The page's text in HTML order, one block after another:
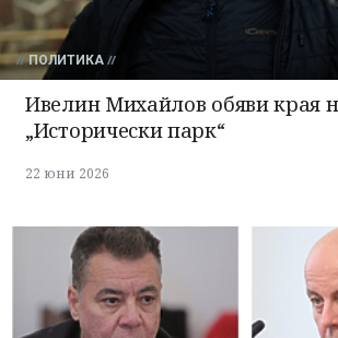
ПОЛИТИКА
Ивелин Михайлов обяви края
„Исторически парк“
22 юни 2026